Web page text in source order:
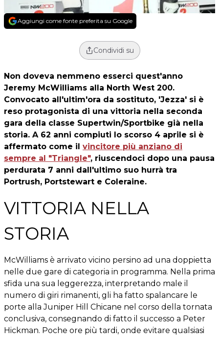
Aggiungi come fonte preferita su Google
Condividi su
Non doveva nemmeno esserci quest'anno
Jeremy McWilliams alla North West 200.
Convocato all'ultim'ora da sostituto, 'Jezza' si è
reso protagonista di una vittoria nella seconda
gara della classe Supertwin/Sportbike già nella
storia. A 62 anni compiuti lo scorso 4 aprile si è
affermato come il vincitore più anziano di
sempre al "Triangle", riuscendoci dopo una pausa
perdurata 7 anni dall'ultimo suo hurrà tra
Portrush, Portstewart e Coleraine.
VITTORIA NELLA
STORIA
McWilliams è arrivato vicino persino ad una doppietta
nelle due gare di categoria in programma. Nella prima
sfida una sua leggerezza, interpretando male il
numero di giri rimanenti, gli ha fatto spalancare le
porte alla Juniper Hill Chicane nel corso della tornata
conclusiva, consegnando di fatto il successo a Peter
Hickman. Poche ore più tardi, onde evitare qualsiasi